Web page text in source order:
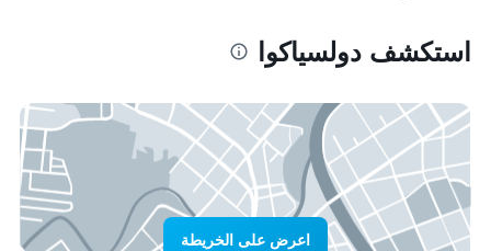
استكشف دولسياكوا
اعرض على الخريطة